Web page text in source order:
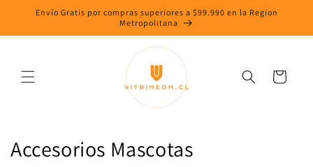
Skip to
Envío Gratis por compras superiores a $99.990 en la Region
Metropolitana
Cart
C
Accesorios Mascotas